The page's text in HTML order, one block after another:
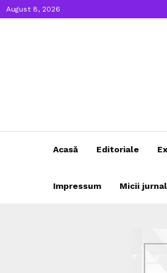
August 8, 2026
Acasă Editoriale
Impressum Micii